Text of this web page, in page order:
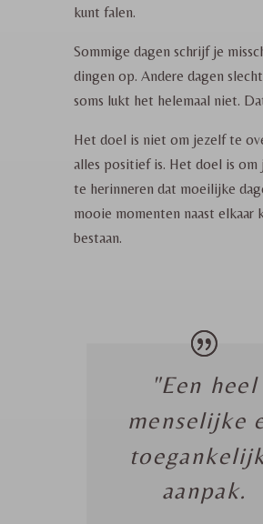
kunt falen.
Sommige dagen schrijf je
dingen op. Andere dagen
soms lukt het helemaal niet.
Het doel is niet om jezelf te
alles positief is. Het doel is om
te herinneren dat moeilijke
mooie momenten naast elkaar
bestaan.
"Een heel
menselijke
aanpak.